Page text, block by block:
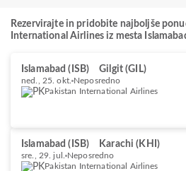
Rezervirajte in pridobite najboljše
International Airlines iz mesta
Islamabad (ISB) Gilgit (GIL)
ned., 25. okt. Neposredno
Pakistan International Airlines
Islamabad (ISB) Karachi (KHI)
sre., 29. jul.
Neposredno
Pakistan International Airlines